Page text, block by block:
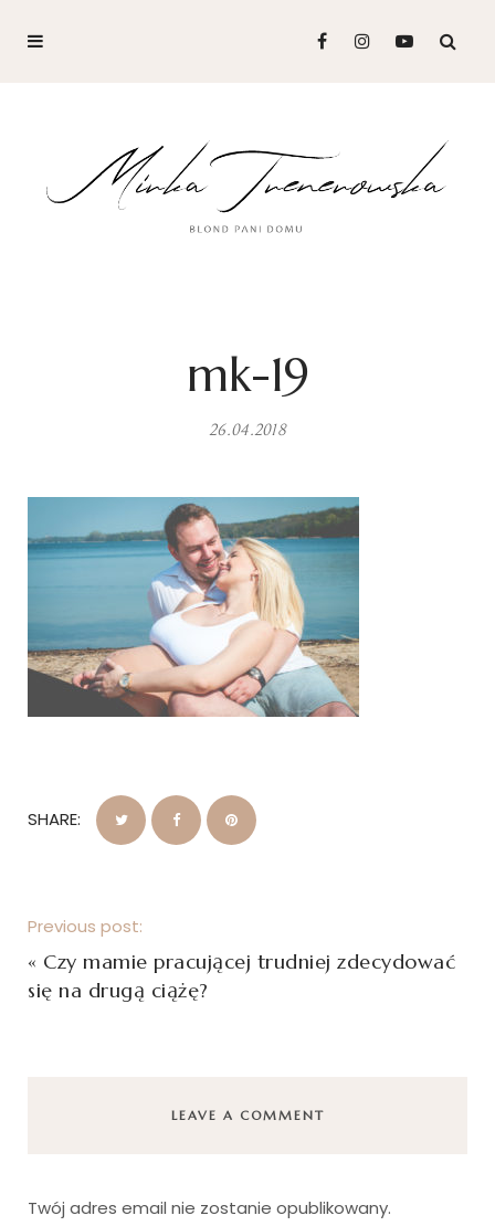
mk-19
26.04.2018
SHARE:
Previous post:
« Czy mamie pracującej trudniej zdecydować
się na drugą ciążę?
LEAVE A COMMENT
Twój adres email nie zostanie opublikowany.